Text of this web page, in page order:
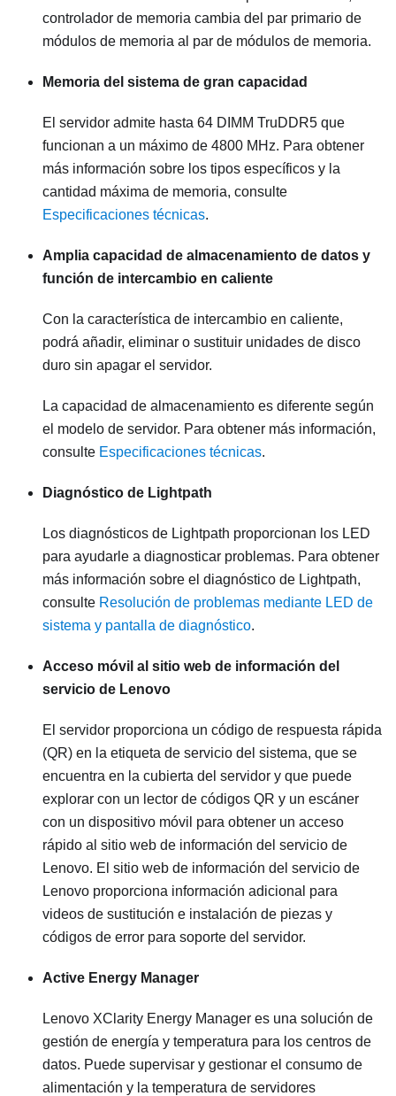
controlador de memoria cambia del par primario de
módulos de memoria al par de módulos de memoria.
Memoria del sistema de gran capacidad
El servidor admite hasta 64 DIMM TruDDR5 que
funcionan a un máximo de 4800 MHz. Para obtener
más información sobre los tipos específicos y la
cantidad máxima de memoria, consulte
Especificaciones técnicas.
Amplia capacidad de almacenamiento de datos y
función de intercambio en caliente
Con la característica de intercambio en caliente,
podrá añadir, eliminar o sustituir unidades de disco
duro sin apagar el servidor.
La capacidad de almacenamiento es diferente según
el modelo de servidor. Para obtener más información,
consulte Especificaciones técnicas.
Diagnóstico de Lightpath
Los diagnósticos de Lightpath proporcionan los LED
para ayudarle a diagnosticar problemas. Para obtener
más información sobre el diagnóstico de Lightpath,
consulte Resolución de problemas mediante LED de
sistema y pantalla de diagnóstico.
Acceso móvil al sitio web de información del
servicio de Lenovo
El servidor proporciona un código de respuesta rápida
(QR) en la etiqueta de servicio del sistema, que se
encuentra en la cubierta del servidor y que puede
explorar con un lector de códigos QR y un escáner
con un dispositivo móvil para obtener un acceso
rápido al sitio web de información del servicio de
Lenovo. El sitio web de información del servicio de
Lenovo proporciona información adicional para
videos de sustitución e instalación de piezas y
códigos de error para soporte del servidor.
Active Energy Manager
Lenovo XClarity Energy Manager es una solución de
gestión de energía y temperatura para los centros de
datos. Puede supervisar y gestionar el consumo de
alimentación y la temperatura de servidores